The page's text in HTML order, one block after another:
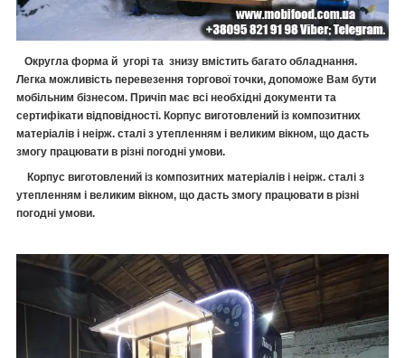
Округла форма й угорі та знизу вмістить багато обладнання.
Легка можливість перевезення торгової точки, допоможе Вам бути
мобільним бізнесом. Причіп має всі необхідні документи та
сертифікати відповідності. Корпус виготовлений із композитних
матеріалів і неірж. сталі з утепленням і великим вікном, що дасть
змогу працювати в різні погодні умови.
Корпус виготовлений із композитних матеріалів і неірж. сталі з
утепленням і великим вікном, що дасть змогу працювати в різні
погодні умови.